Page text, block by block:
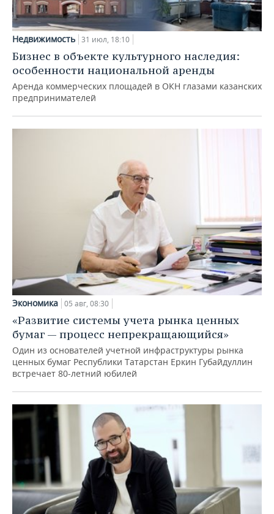
Недвижимость 31 июл, 18:10
Бизнес в объекте культурного наследия:
особенности национальной аренды
Аренда коммерческих площадей в ОКН глазами казанских
предпринимателей
Экономика 05 авг, 08:30
«Развитие системы учета рынка ценных
бумаг — процесс непрекращающийся»
Один из основателей учетной инфраструктуры рынка
ценных бумаг Республики Татарстан Еркин Губайдуллин
встречает 80-летний юбилей